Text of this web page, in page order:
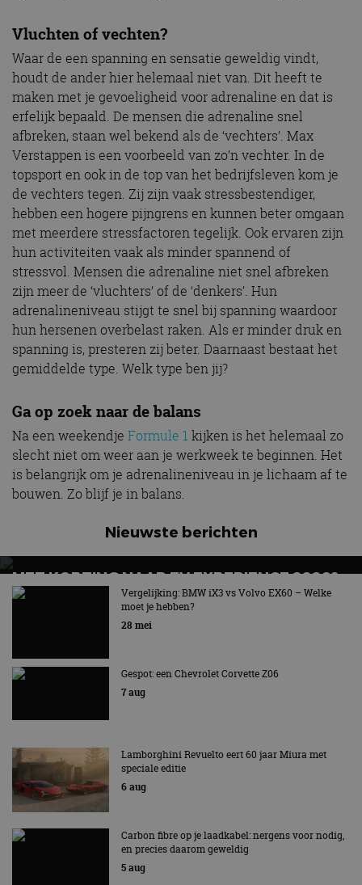
Vluchten of vechten?
Waar de een spanning en sensatie geweldig vindt,
houdt de ander hier helemaal niet van. Dit heeft te
maken met je gevoeligheid voor adrenaline en dat is
erfelijk bepaald. De mensen die adrenaline snel
afbreken, staan wel bekend als de ‘vechters’. Max
Verstappen is een voorbeeld van zo’n vechter. In de
topsport en ook in de top van het bedrijfsleven kom je
de vechters tegen. Zij zijn vaak stressbestendiger,
hebben een hogere pijngrens en kunnen beter omgaan
met meerdere stressfactoren tegelijk. Ook ervaren zijn
hun activiteiten vaak als minder spannend of
stressvol. Mensen die adrenaline niet snel afbreken
zijn meer de ‘vluchters’ of de ‘denkers’. Hun
adrenalineniveau stijgt te snel bij spanning waardoor
hun hersenen overbelast raken. Als er minder druk en
spanning is, presteren zij beter. Daarnaast bestaat het
gemiddelde type. Welk type ben jij?
Ga op zoek naar de balans
Na een weekendje Formule 1 kijken is het helemaal zo
slecht niet om weer aan je werkweek te beginnen. Het
is belangrijk om je adrenalineniveau in je lichaam af te
bouwen. Zo blijf je in balans.
Nieuwste berichten
MET KORTING NAAR EV EXPERIENCE 2026?
AUTORAI REGELT HET!
EV Experience 2026 van 24 tot 26 september
Vergelijking: BMW iX3 vs Volvo EX60 – Welke
moet je hebben?
28 mei
Gespot: een Chevrolet Corvette Z06
7 aug
Lamborghini Revuelto eert 60 jaar Miura met
speciale editie
6 aug
Carbon fibre op je laadkabel: nergens voor nodig,
en precies daarom geweldig
5 aug